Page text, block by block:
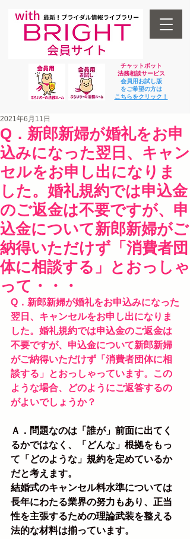
チャットボット
法務相談サービス
会員用お試し版
をご希望の方は
​こちらをクリック！
Q．新郎新婦が婚礼をお申
込みになった翌日、キャン
セルをお申し出になりま
した。婚礼規約では申込金
のご返金は不要ですが、申
込金について新郎新婦がご
納得いただけず「消費者団
体に相談する」とおっしゃ
って・・・
2021年6月11日
Q．新郎新婦が婚礼をお申込みになった
翌日、キャンセルをお申し出になりま
した。婚礼規約では申込金のご返金は
不要ですが、申込金について新郎新婦
がご納得いただけず「消費者団体に相
談する」とおっしゃっています。この
ような場合、どのようにご返答するの
がよいでしょうか？
Ａ．問題なのは「誰が」前面に出てく
るかではなく、「どんな」根拠をもっ
て「どのような」規約を定めているか
だと考えます。
結婚式のキャンセル料水準については
長年にわたる業界の努力もあり、正当
性を主張するための理論武装を整える
法的な材料は揃っています。